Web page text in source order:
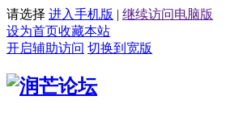
请选择 进入手机版 | 继续访问电脑版
设为首页收藏本站
开启辅助访问 切换到宽版